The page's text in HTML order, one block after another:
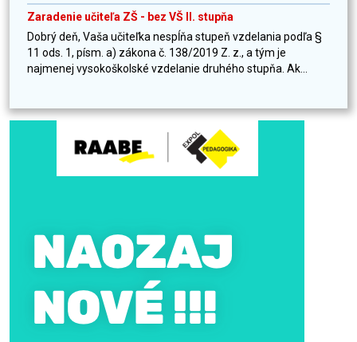
Zaradenie učiteľa ZŠ - bez VŠ II. stupňa
Dobrý deň, Vaša učiteľka nespĺňa stupeň vzdelania podľa §
11 ods. 1, písm. a) zákona č. 138/2019 Z. z., a tým je
najmenej vysokoškolské vzdelanie druhého stupňa. Ak...